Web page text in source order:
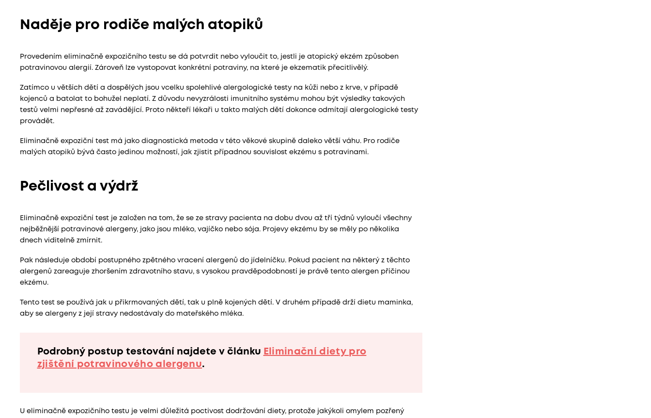
Naděje pro rodiče malých atopiků
Provedením eliminačně expozičního testu se dá potvrdit nebo vyloučit to, jestli je atopický ekzém způsoben
potravinovou alergií. Zároveň lze vystopovat konkrétní potraviny, na které je ekzematik přecitlivělý.
Zatímco u větších dětí a dospělých jsou vcelku spolehlivé alergologické testy na kůži nebo z krve, v případě
kojenců a batolat to bohužel neplatí. Z důvodu nevyzrálosti imunitního systému mohou být výsledky takových
testů velmi nepřesné až zavádějící. Proto někteří lékaři u takto malých dětí dokonce odmítají alergologické testy
provádět.
Eliminačně expoziční test má jako diagnostická metoda v této věkové skupině daleko větší váhu. Pro rodiče
malých atopiků bývá často jedinou možností, jak zjistit případnou souvislost ekzému s potravinami.
Pečlivost a výdrž
Eliminačně expoziční test je založen na tom, že se ze stravy pacienta na dobu dvou až tří týdnů vyloučí všechny
nejběžnější potravinové alergeny, jako jsou mléko, vajíčko nebo sója. Projevy ekzému by se měly po několika
dnech viditelně zmírnit.
Pak následuje období postupného zpětného vracení alergenů do jídelníčku. Pokud pacient na některý z těchto
alergenů zareaguje zhoršením zdravotního stavu, s vysokou pravděpodobností je právě tento alergen příčinou
ekzému.
Tento test se používá jak u přikrmovaných dětí, tak u plně kojených dětí. V druhém případě drží dietu maminka,
aby se alergeny z její stravy nedostávaly do mateřského mléka.
Podrobný postup testování najdete v článku Eliminační diety pro
zjištění potravinového alergenu.
U eliminačně expozičního testu je velmi důležitá poctivost dodržování diety, protože jakýkoli omylem pozřený